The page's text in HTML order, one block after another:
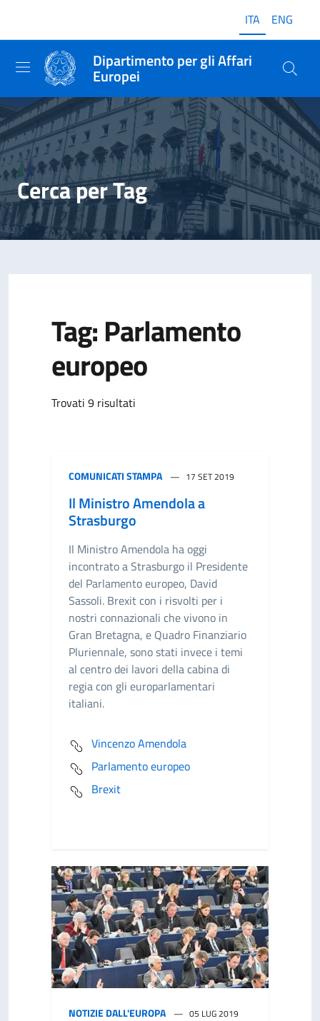
ITA ENG
Dipartimento per gli Affari
Europei
Cerca per Tag
Tag: Parlamento
europeo
Trovati 9 risultati
COMUNICATI STAMPA 17 SET 2019
Il Ministro Amendola a
Strasburgo
Il Ministro Amendola ha oggi
incontrato a Strasburgo il Presidente
del Parlamento europeo, David
Sassoli. Brexit con i risvolti per i
nostri connazionali che vivono in
Gran Bretagna, e Quadro Finanziario
Pluriennale, sono stati invece i temi
al centro dei lavori della cabina di
regia con gli europarlamentari
italiani.
Vincenzo Amendola
Parlamento europeo
Brexit
NOTIZIE DALL'EUROPA 05 LUG 2019